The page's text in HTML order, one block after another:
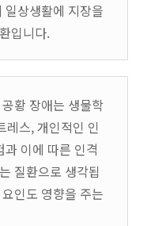
일상생활에 지장을
입니다.
황 장애는 생물학
레스, 개인적인 인
이에 따른 인격
질환으로 생각됩
인도 영향을 주는